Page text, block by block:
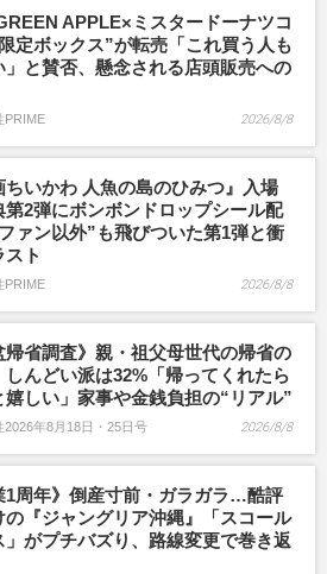
APPLE×ミスタードーナツコ
定ボックス”が転売「これ買う人も
」と賛否、懸念される店頭販売への
PRIME 2026/8/8
ちいかわ 人魚の島のひみつ』入場
第2弾にボンボンドロップシール配
ァン以外”も飛びついた第1弾と衝
スト
PRIME 2026/8/8
帰省調査》親・祖父母世代の帰省の
しんどい派は32%「帰ってくれたら
嬉しい」家事や金銭負担の“リアル”
2026年8月18日・25日号 2026/8/8
1周年》倒産寸前・ガラガラ…酷評
の『ジャングリア沖縄』「スコール
」がプチバズり、路線変更で巻き返